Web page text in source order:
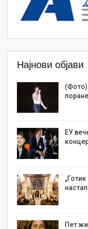
Најнови објави
ЕУ
Пет